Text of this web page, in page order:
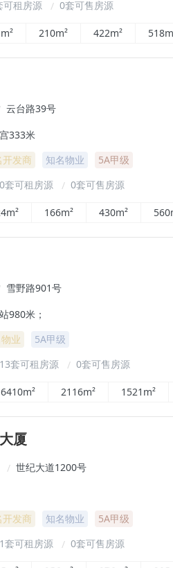
可租房源 / 0套可售房源
210m² 422m²
云台路39号
333米
开发商 知名物业
5A甲级
套可租房源 / 0套可售房源
166m² 430m²
雪野路901号
980米；
业
5A甲级
13套可租房源 / 0套可售房源
2116m² 1521m²
厦
/ 世纪大道1200号
开发商 知名物业
5A甲级
套可租房源 / 0套可售房源